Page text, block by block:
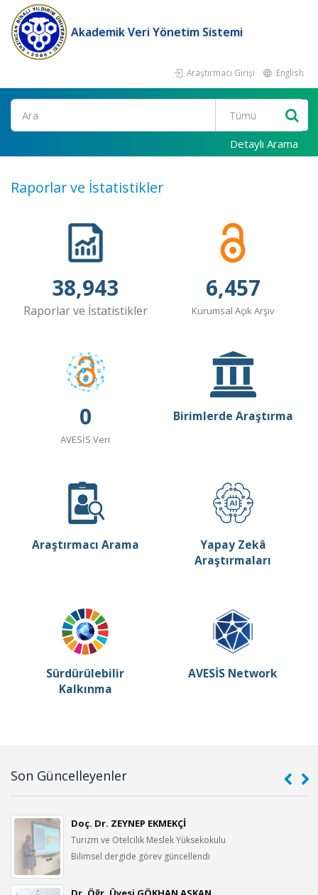
Akademik Veri Yönetim Sistemi
Araştırmacı Girişi English
Ara
Detaylı Arama
Raporlar ve İstatistikler
38,943
Raporlar ve İstatistikler
6,457
Kurumsal Açık Arşiv
0
AVESİS Veri
Birimlerde Araştırma
Araştırmacı Arama
Yapay Zekâ
Araştırmaları
Sürdürülebilir
Kalkınma
AVESİS Network
Son Güncelleyenler
Doç. Dr. ZEYNEP EKMEKÇİ
Turizm ve Otelcilik Meslek Yüksekokulu
Bilimsel dergide görev güncellendi